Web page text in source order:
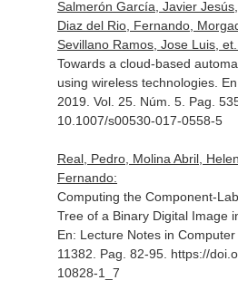
Salmerón García, Javier
Diaz del Rio, Fernando,
Sevillano Ramos, Jose Luis,
Towards a cloud-based
using wireless technologies.
2019. Vol. 25. Núm. 5. Pag.
10.1007/s00530-017-0558-5
Real, Pedro, Molina Abril,
Fernando:
Computing the Component-
Tree of a Binary Digital Image
En: Lecture Notes in
11382. Pag. 82-95. https://
10828-1_7